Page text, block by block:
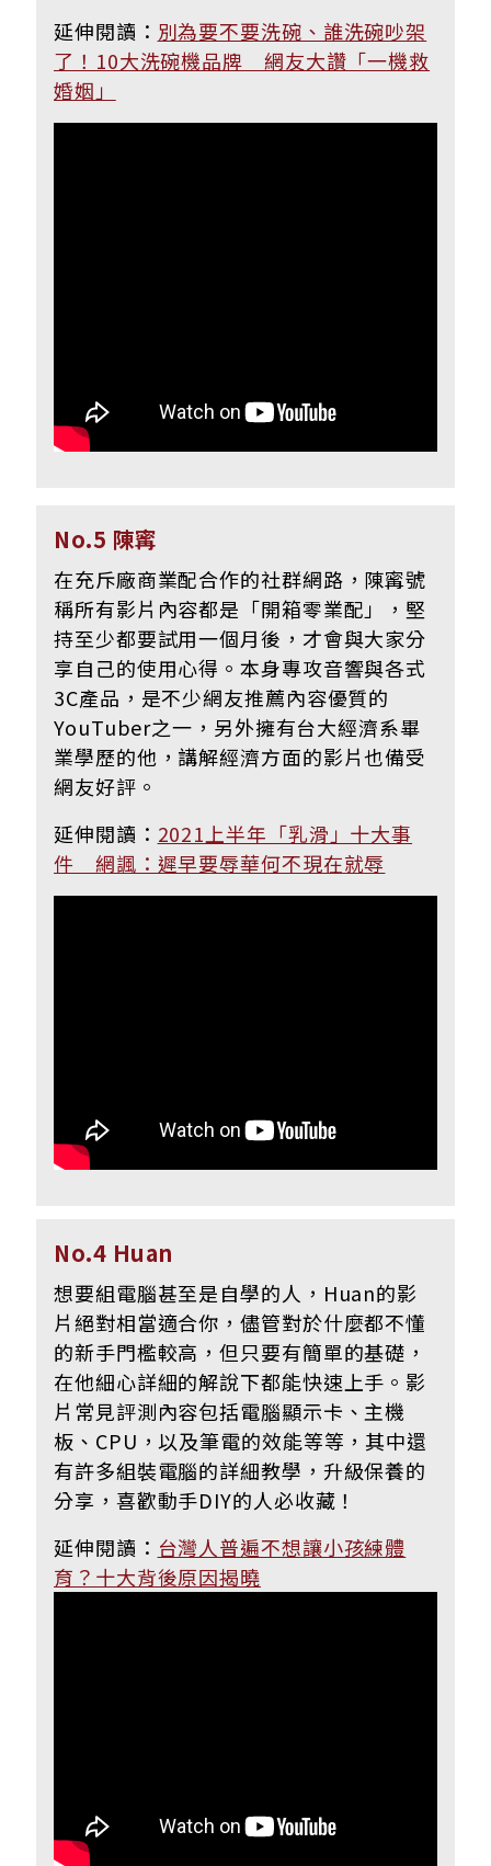
延伸閱讀： 別為要不要洗碗、誰洗碗吵架
了！10大洗碗機品牌 網友大讚「一機救
婚姻」
No.5 陳寗
在充斥廠商業配合作的社群網路，陳寗號
稱所有影片內容都是「開箱零業配」，堅
持至少都要試用一個月後，才會與大家分
享自己的使用心得。本身專攻音響與各式
3C產品，是不少網友推薦內容優質的
YouTuber之一，另外擁有台大經濟系畢
業學歷的他，講解經濟方面的影片也備受
網友好評。
延伸閱讀： 2021上半年「乳滑」十大事
件 網諷：遲早要辱華何不現在就辱
No.4 Huan
想要組電腦甚至是自學的人，Huan的影
片絕對相當適合你，儘管對於什麼都不懂
的新手門檻較高，但只要有簡單的基礎，
在他細心詳細的解說下都能快速上手。影
片常見評測內容包括電腦顯示卡、主機
板、CPU，以及筆電的效能等等，其中還
有許多組裝電腦的詳細教學，升級保養的
分享，喜歡動手DIY的人必收藏！
延伸閱讀： 台灣人普遍不想讓小孩練體
育？十大背後原因揭曉